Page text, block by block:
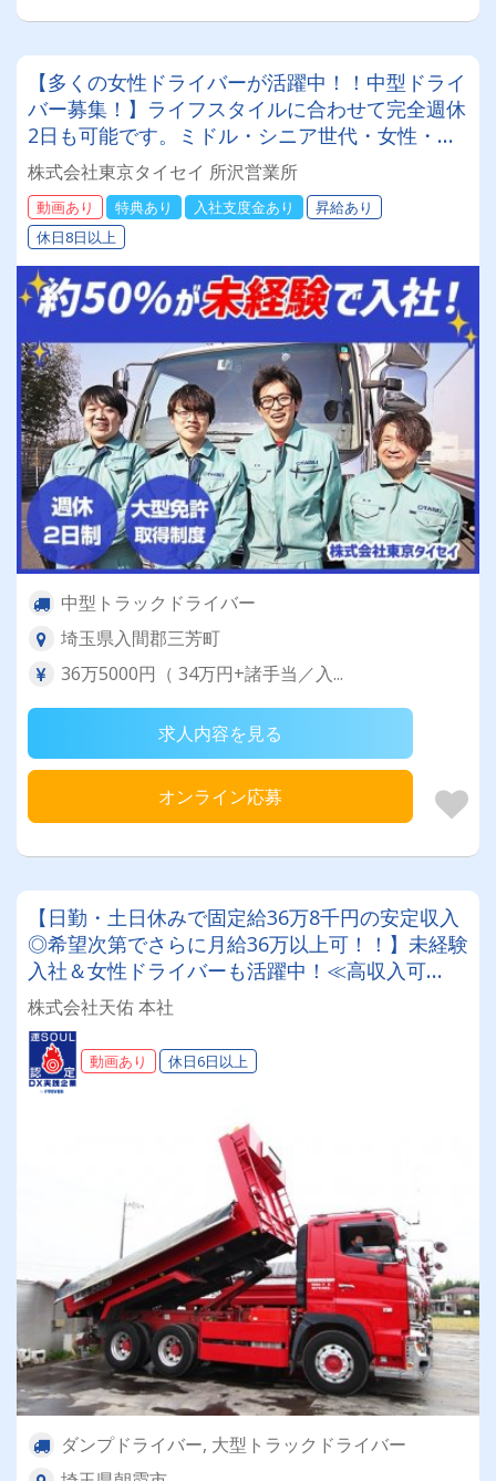
【多くの女性ドライバーが活躍中！！中型ドライ
バー募集！】ライフスタイルに合わせて完全週休
2日も可能です。ミドル・シニア世代・女性・主
婦（主夫）が活躍しております研修も充実してい
ますのでブランクがあっても安心社員寮を完備し
ているので遠方の方でも安心して入社いただけま
す！
株式会社東京タイセイ 所沢営業所
動画あり 特典あり 入社支度金あり
昇給あり
休日8日以上
中型トラックドライバー
埼玉県入間郡三芳町
36万5000円（ 34万円+諸手当／入...
求人内容を見る
オンライン応募
【日勤・土日休みで固定給36万8千円の安定収入
◎希望次第でさらに月給36万以上可！！】未経験
入社＆女性ドライバーも活躍中！≪高収入可
能！！手積み手降ろし一切なし！増車にともない
8tドライバーさん大募集！！≫ ≪手当充実！大
手一次請けの仕事が多く安定して長く続けられま
す！≫
株式会社天佑 本社
動画あり 休日6日以上
ダンプドライバー, 大型トラックドライバー